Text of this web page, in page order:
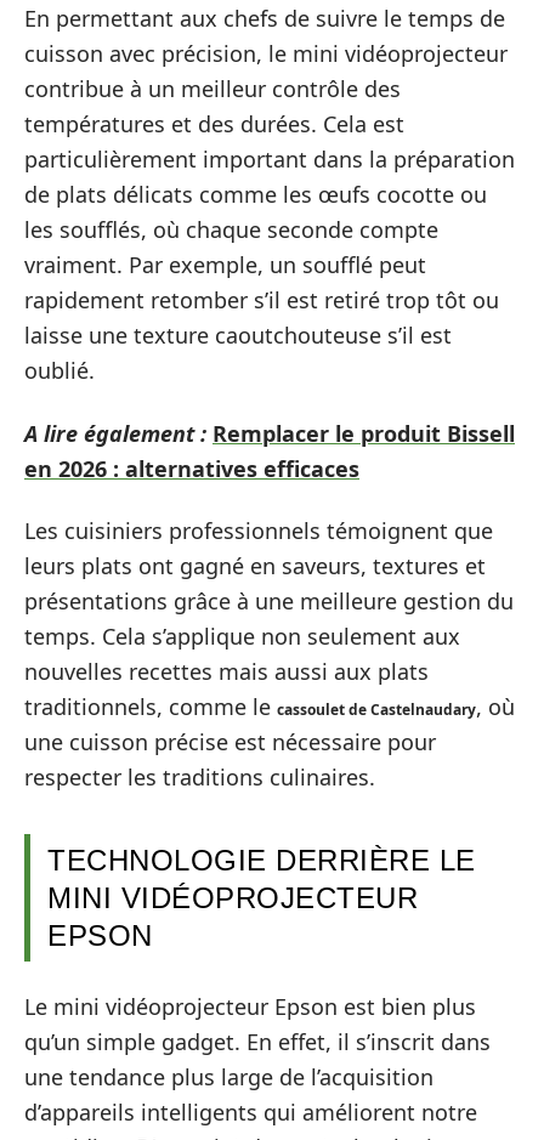
En permettant aux chefs de suivre le temps de
cuisson avec précision, le mini vidéoprojecteur
contribue à un meilleur contrôle des
températures et des durées. Cela est
particulièrement important dans la préparation
de plats délicats comme les œufs cocotte ou
les soufflés, où chaque seconde compte
vraiment. Par exemple, un soufflé peut
rapidement retomber s’il est retiré trop tôt ou
laisse une texture caoutchouteuse s’il est
oublié.
A lire également : Remplacer le produit Bissell
en 2026 : alternatives efficaces
Les cuisiniers professionnels témoignent que
leurs plats ont gagné en saveurs, textures et
présentations grâce à une meilleure gestion du
temps. Cela s’applique non seulement aux
nouvelles recettes mais aussi aux plats
traditionnels, comme le cassoulet de Castelnaudary, où
une cuisson précise est nécessaire pour
respecter les traditions culinaires.
TECHNOLOGIE DERRIÈRE LE
MINI VIDÉOPROJECTEUR
EPSON
Le mini vidéoprojecteur Epson est bien plus
qu’un simple gadget. En effet, il s’inscrit dans
une tendance plus large de l’acquisition
d’appareils intelligents qui améliorent notre